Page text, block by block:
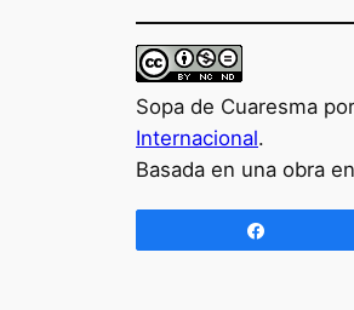
Sopa de Cuaresma por
Internacional.
Basada en una obra en